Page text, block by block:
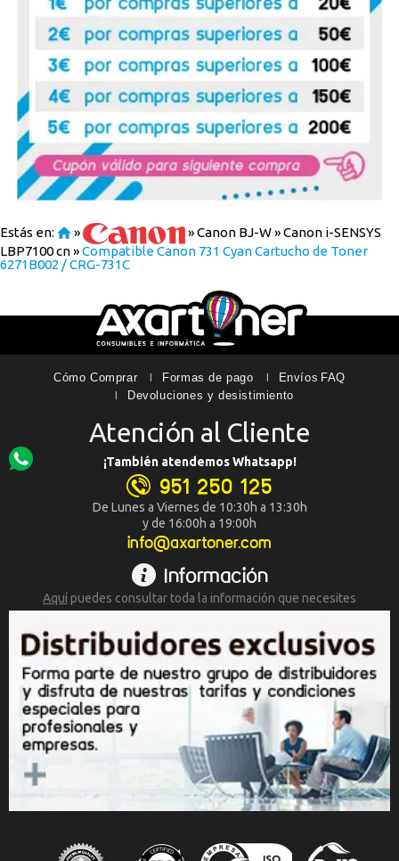
Estás en: » »Canon BJ-W»Canon i-SENSYS
LBP7100 cn»Compatible Canon 731 Cyan Cartucho de Toner
6271B002 / CRG-731C
Cómo Comprar Formas de pago Envíos FAQ
Devoluciones y desistimiento
Atención al Cliente
¡También atendemos Whatsapp!
951 250 125
De Lunes a Viernes de 10:30h a 13:30h
y de 16:00h a 19:00h
info@axartoner.com
Información
Aquípuedes consultar toda la información que necesites